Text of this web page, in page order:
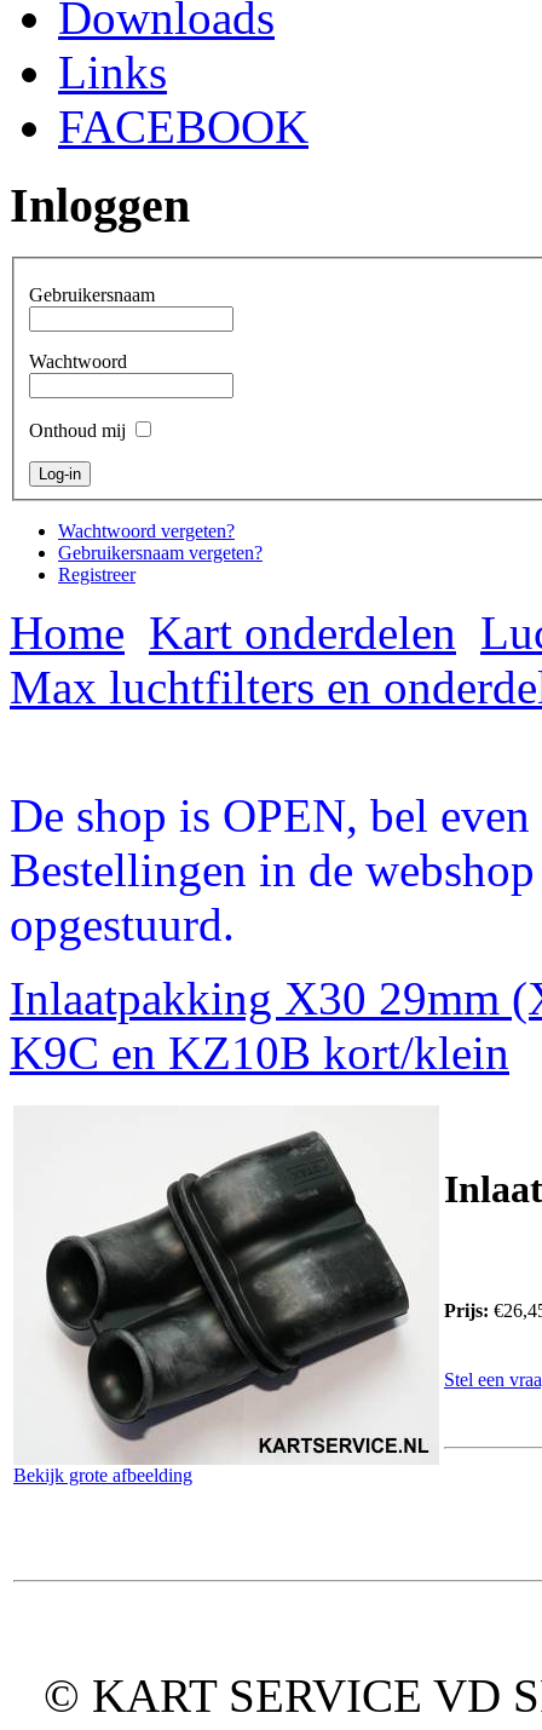
Downloads
Links
FACEBOOK
Inloggen
Gebruikersnaam
Wachtwoord
Onthoud mij
Wachtwoord vergeten?
Gebruikersnaam vergeten?
Registreer
Home Kart onderdelen
Max luchtfilters en
De shop is OPEN, bel
Bestellingen in de
opgestuurd.
Inlaatpakking X30 29mm
K9C en KZ10B kort/klein
Bekijk grote afbeelding
Prijs:
Stel een
© KART SERVICE VD